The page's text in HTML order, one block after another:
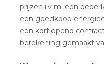
prijzen i.v.m. een
een goedkoop
een kortlopend
berekening gemaakt